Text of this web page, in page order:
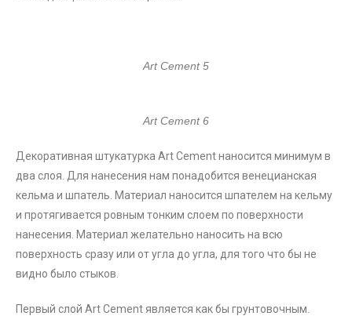
Art Cement 5
Art Cement 6
Декоративная штукатурка Art Cement наносится минимум в
два слоя. Для нанесения нам понадобится венецианская
кельма и шпатель. Материал наносится шпателем на кельму
и протягивается ровным тонким слоем по поверхности
нанесения. Материал желательно наносить на всю
поверхность сразу или от угла до угла, для того что бы не
видно было стыков.
Первый слой Art Cement является как бы грунтовочным.